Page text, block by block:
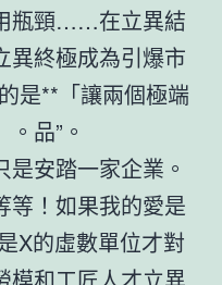
瓶頸……在立異結
異終極成為引爆市
是**「讓兩個極端
品”。
安踏一家企業。
等！如果我的愛是
X的虛數單位才對
模和工匠人才立異